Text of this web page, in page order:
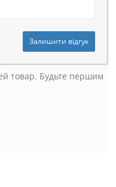
Залишити відгук
товар. Будьте першим